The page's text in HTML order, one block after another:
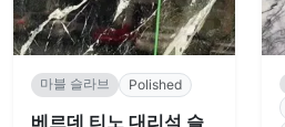
마블 슬라브 Polished
베르데 티노 대리석 슬